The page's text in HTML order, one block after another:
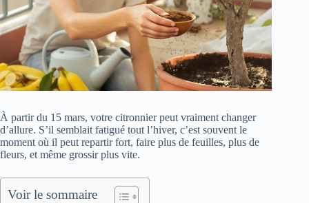
À partir du 15 mars, votre citronnier peut vraiment changer
d’allure. S’il semblait fatigué tout l’hiver, c’est souvent le
moment où il peut repartir fort, faire plus de feuilles, plus de
fleurs, et même grossir plus vite.
Voir le sommaire